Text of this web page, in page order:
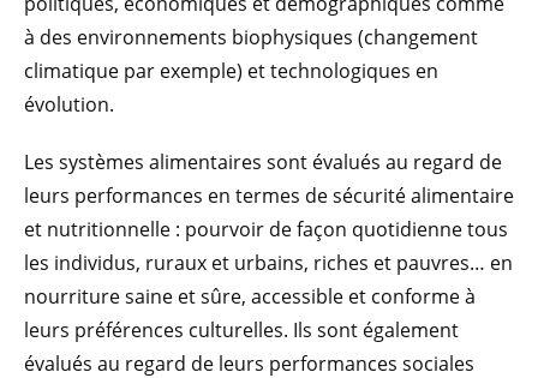
à des environnements biophysiques (changement
climatique par exemple) et technologiques en
évolution.
Les systèmes alimentaires sont évalués au regard de
leurs performances en termes de sécurité alimentaire
et nutritionnelle : pourvoir de façon quotidienne tous
les individus, ruraux et urbains, riches et pauvres… en
nourriture saine et sûre, accessible et conforme à
leurs préférences culturelles. Ils sont également
évalués au regard de leurs performances sociales